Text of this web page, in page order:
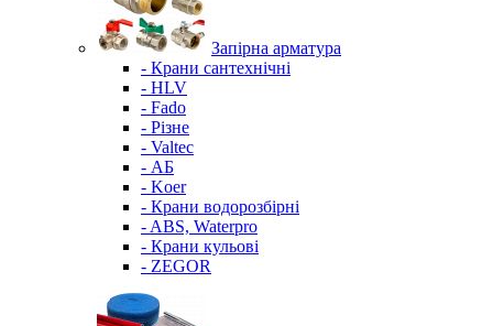
Запірна арматура
- Крани сантехнічні
- HLV
- Fado
- Різне
- Valtec
- АБ
- Koer
- Крани водорозбірні
- ABS, Waterpro
- Крани кульові
- ZEGOR